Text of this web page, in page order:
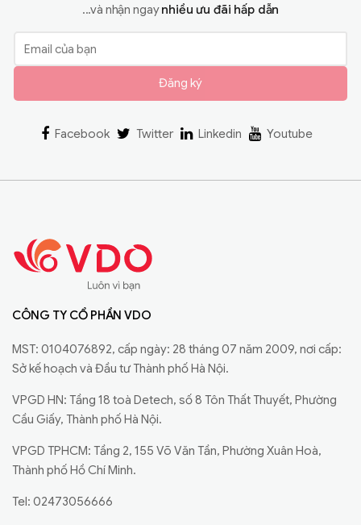
...và nhận ngaynhiều ưu đãi hấp dẫn
Đăng ký
Facebook Twitter Linkedin Youtube
CÔNG TY CỔ PHẦN VDO
MST: 0104076892, cấp ngày: 28 tháng 07 năm 2009, nơi cấp:
Sở kế hoạch và Đầu tư Thành phố Hà Nội.
VPGD HN: Tầng 18 toà Detech, số 8 Tôn Thất Thuyết, Phường
Cầu Giấy, Thành phố Hà Nội.
VPGD TPHCM: Tầng 2, 155 Võ Văn Tần, Phường Xuân Hoà,
Thành phố Hồ Chí Minh.
Tel: 02473056666